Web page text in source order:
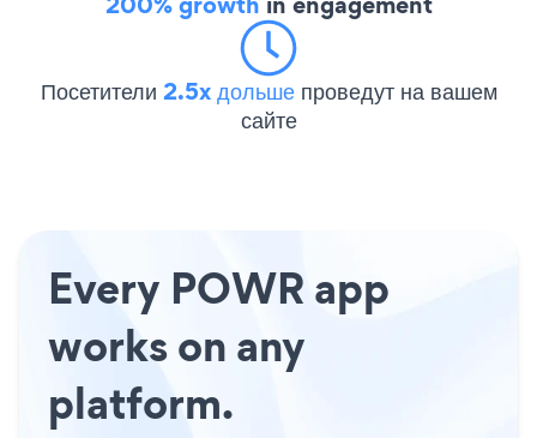
Посетители 2.5x дольше проведут на вашем
сайте
Every POWR app
works on any
platform.